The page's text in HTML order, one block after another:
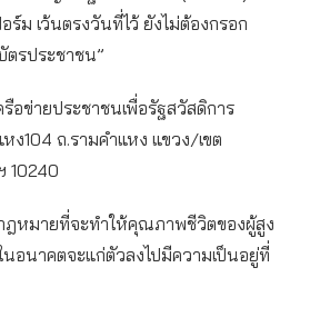
ม เว้นตรงวันที่ไว้ ยังไม่ต้องกรอก
ตรประชาชน”
อข่ายประชาชนเพื่อรัฐสวัสดิการ
ง104 ถ.รามคำแหง แขวง/เขต
10240
ฎหมายที่จะทำให้คุณภาพชีวิตของผู้สูง
นอนาคตจะแก่ตัวลงไปมีความเป็นอยู่ที่